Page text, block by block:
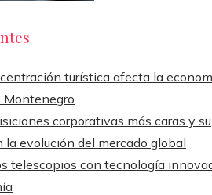
turística afecta la
Montenegro
corporativas más caras y su
la evolución del mercado global
telescopios con tecnología